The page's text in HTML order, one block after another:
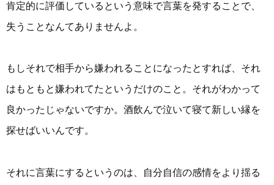
肯定的に評価しているという意味で言葉を発することで、
失うことなんてありませんよ。
もしそれで相手から嫌われることになったとすれば、それ
はもともと嫌われてたというだけのこと。それがわかって
良かったじゃないですか。酒飲んで泣いて寝て新しい縁を
探せばいいんです。
それに言葉にするというのは、自分自信の感情をより揺る